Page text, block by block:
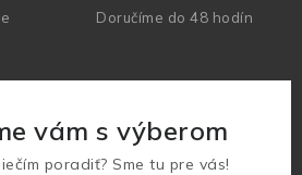
Doručíme do 48 hodín
vám s výberom
poradiť? Sme tu pre vás!